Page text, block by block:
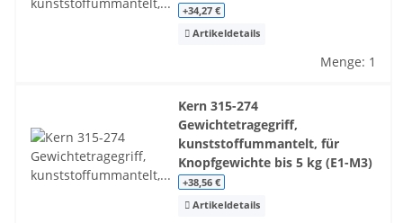
+34,27 €
Artikeldetails
Menge: 1
Kern 315-274
Gewichtetragegriff,
kunststoffummantelt, für
Knopfgewichte bis 5 kg (E1-M3)
+38,56 €
Artikeldetails